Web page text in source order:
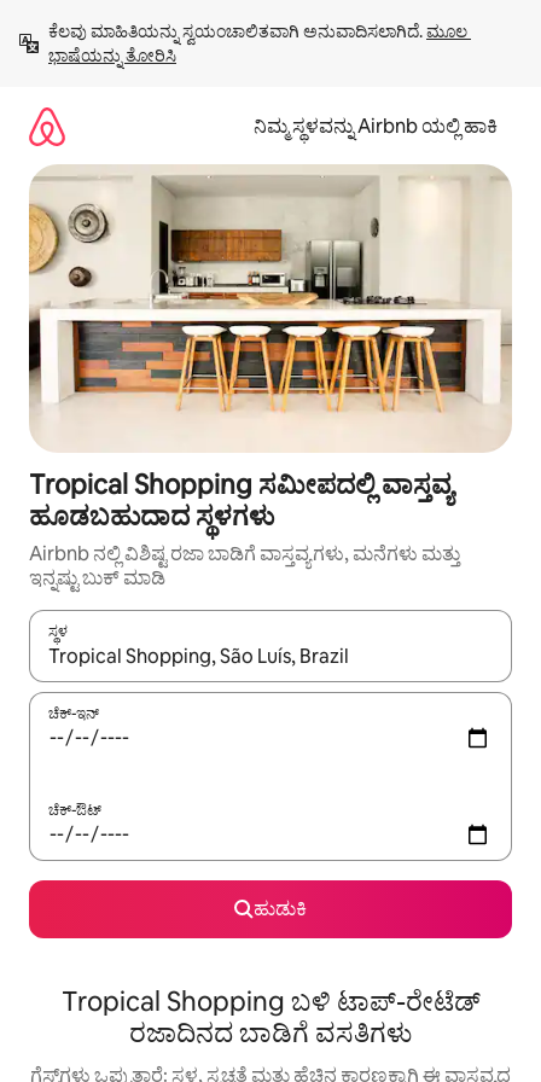
ಹೋಗಿ
ಕೆಲವು ಮಾಹಿತಿಯನ್ನು ಸ್ವಯಂಚಾಲಿತವಾಗಿ ಅನುವಾದಿಸಲಾಗಿದೆ. ಮೂಲ
ಭಾಷೆಯನ್ನು ತೋರಿಸಿ
ನಿಮ್ಮ ಸ್ಥಳವನ್ನು Airbnb ಯಲ್ಲಿ ಹಾಕಿ
Tropical Shopping ಸಮೀಪದಲ್ಲಿ ವಾಸ್ತವ್ಯ
ಹೂಡಬಹುದಾದ ಸ್ಥಳಗಳು
Airbnb ನಲ್ಲಿ ವಿಶಿಷ್ಟ ರಜಾ ಬಾಡಿಗೆ ವಾಸ್ತವ್ಯಗಳು, ಮನೆಗಳು ಮತ್ತು
ಇನ್ನಷ್ಟು ಬುಕ್ ಮಾಡಿ
ಸ್ಥಳ
ಫಲಿತಾಂಶಗಳು ಲಭ್ಯವಿರುವಾಗ, ಅಪ್ ಮತ್ತು ಡೌನ್ ಬಾಣದ ಕೀಲಿಗಳೊಂದಿಗೆ
ಚೆಕ್-ಇನ್
ಚೆಕ್-ಔಟ್
ಹುಡುಕಿ
Tropical Shopping ಬಳಿ ಟಾಪ್-ರೇಟೆಡ್
ರಜಾದಿನದ ಬಾಡಿಗೆ ವಸತಿಗಳು
ಗೆಸ್ಟ್‌ಗಳು ಒಪ್ಪುತ್ತಾರೆ: ಸ್ಥಳ, ಸ್ವಚ್ಛತೆ ಮತ್ತು ಹೆಚ್ಚಿನ ಕಾರಣಕ್ಕಾಗಿ ಈ ವಾಸ್ತವ್ಯದ